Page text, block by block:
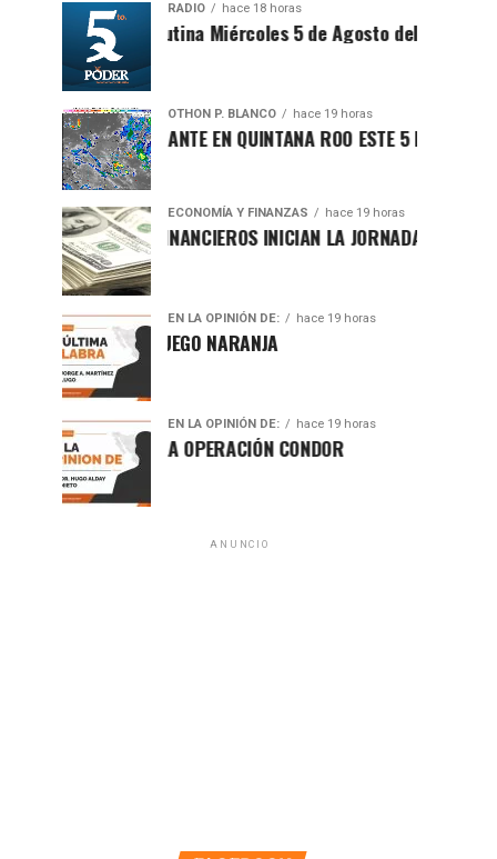
RADIO hace 18 horas
Síntesis Matutina Miércoles 5 de Agosto del 2026
OTHON P. BLANCO hace 19 horas
CLIMA SOFOCANTE EN QUINTANA ROO ESTE 5 DE AGOSTO
ECONOMÍA Y FINANZAS hace 19 horas
MERCADOS FINANCIEROS INICIAN LA JORNADA CON LIGERO
EN LA OPINIÓN DE: hace 19 horas
CAMBIO DE JUEGO NARANJA
EN LA OPINIÓN DE: hace 19 horas
A 50 AÑOS DE LA OPERACIÓN CONDOR
ANUNCIO